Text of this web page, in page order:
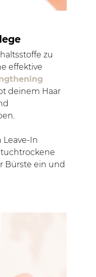
zu
effektive
deinem Haar
In
Bürste ein und